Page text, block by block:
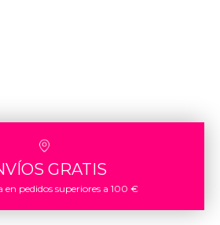
GRATIS
en pedidos superiores a 100 €